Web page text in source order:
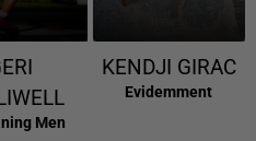
Men
KENDJI GIRAC
Evidemment